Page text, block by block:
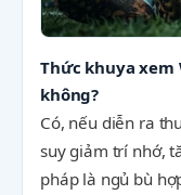
Thức khuya xem
không?
Có, nếu diễn ra
suy giảm trí nhớ,
pháp là ngủ bù